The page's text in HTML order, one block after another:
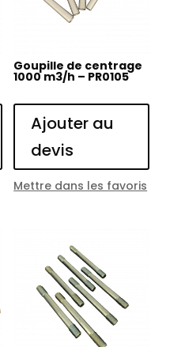
Goupille de centrage
1000 m3/h – PR0105
Ajouter au
devis
Mettre dans les favoris